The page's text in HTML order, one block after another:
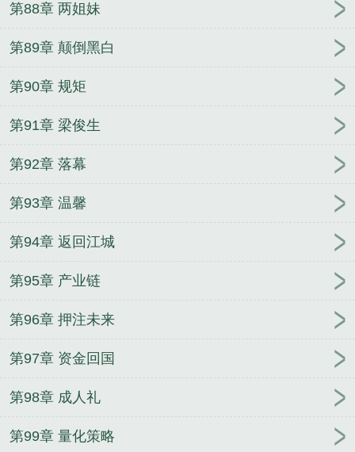
第88章 两姐妹
第89章 颠倒黑白
第90章 规矩
第91章 梁俊生
第92章 落幕
第93章 温馨
第94章 返回江城
第95章 产业链
第96章 押注未来
第97章 资金回国
第98章 成人礼
第99章 量化策略